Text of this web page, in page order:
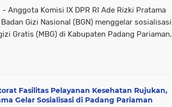
- Anggota Komisi IX DPR RI Ade Rizki Pratama
Gizi Nasional (BGN) menggelar sosialisasi
Gratis (MBG) di Kabupaten Padang Pariaman,
Fasilitas Pelayanan Kesehatan Rujukan,
Gelar Sosialisasi di Padang Pariaman